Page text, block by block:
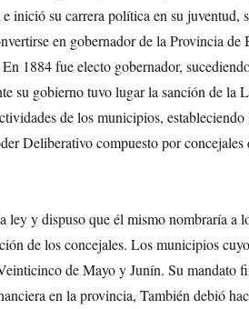
inició su carrera política en su juventud,
en gobernador de la Provincia de
1884 fue electo gobernador,
su gobierno tuvo lugar la sanción de la
de los municipios,
Deliberativo compuesto por concejales
y dispuso que él mismo nombraría a
de los concejales. Los municipios
de Mayo y Junín. Su mandato
en la provincia, También debió